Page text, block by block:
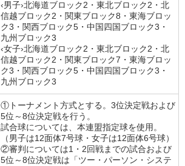
‹男子›北海道ブロック2・東北ブロック2・北
信越ブロック2・関東ブロック8・東海ブロッ
ク3・関西ブロック5・中国四国ブロック3・
九州ブロック3
‹女子›北海道ブロック2・東北ブロック2・北
信越ブロック2・関東ブロック7・東海ブロッ
ク3・関西ブロック5・中国四国ブロック3・
九州ブロック3
①トーナメント方式とする。3位決定戦および
5位～8位決定戦を行う。
試合球については、本連盟指定球を使用。
（男子は12面体7号球・女子は12面体6号球）
②審判については1・2回戦までの試合および
5位～8位決定戦は「ツー・パーソン・システ